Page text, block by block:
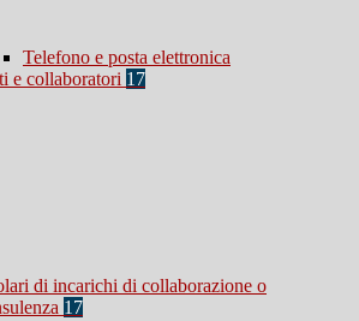
Telefono e posta elettronica
e collaboratori 17
di incarichi di collaborazione o
17